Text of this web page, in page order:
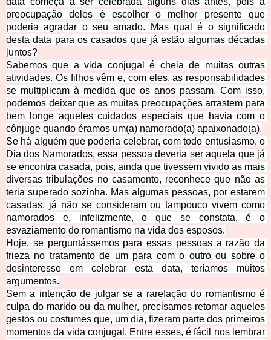
preocupação deles é escolher o melhor presente que
poderia agradar o seu amado. Mas qual é o significado
desta data para os casados que já estão algumas décadas
juntos?
Sabemos que a vida conjugal é cheia de muitas outras
atividades. Os filhos vêm e, com eles, as responsabilidades
se multiplicam à medida que os anos passam. Com isso,
podemos deixar que as muitas preocupações arrastem para
bem longe aqueles cuidados especiais que havia com o
cônjuge quando éramos um(a) namorado(a) apaixonado(a).
Se há alguém que poderia celebrar, com todo entusiasmo, o
Dia dos Namorados, essa pessoa deveria ser aquela que já
se encontra casada, pois, ainda que tivessem vivido as mais
diversas tribulações no casamento, reconhece que não as
teria superado sozinha. Mas algumas pessoas, por estarem
casadas, já não se consideram ou tampouco vivem como
namorados e, infelizmente, o que se constata, é o
esvaziamento do romantismo na vida dos esposos.
Hoje, se perguntássemos para essas pessoas a razão da
frieza no tratamento de um para com o outro ou sobre o
desinteresse em celebrar esta data, teríamos muitos
argumentos.
Sem a intenção de julgar se a rarefação do romantismo é
culpa do marido ou da mulher, precisamos retomar aqueles
gestos ou costumes que, um dia, fizeram parte dos primeiros
momentos da vida conjugal. Entre esses, é fácil nos lembrar